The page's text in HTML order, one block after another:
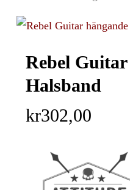
Rebel
Halsband
kr302,00